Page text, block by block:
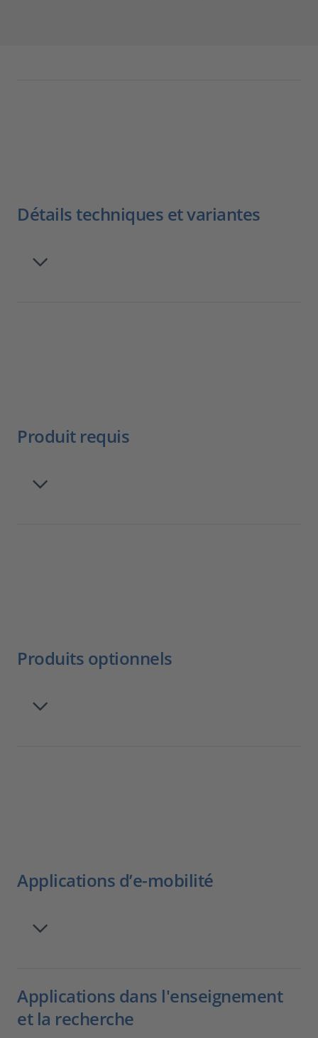
Détails techniques et variantes
Produit requis
Produits optionnels
Applications d’e-mobilité
Applications dans l'enseignement
et la recherche